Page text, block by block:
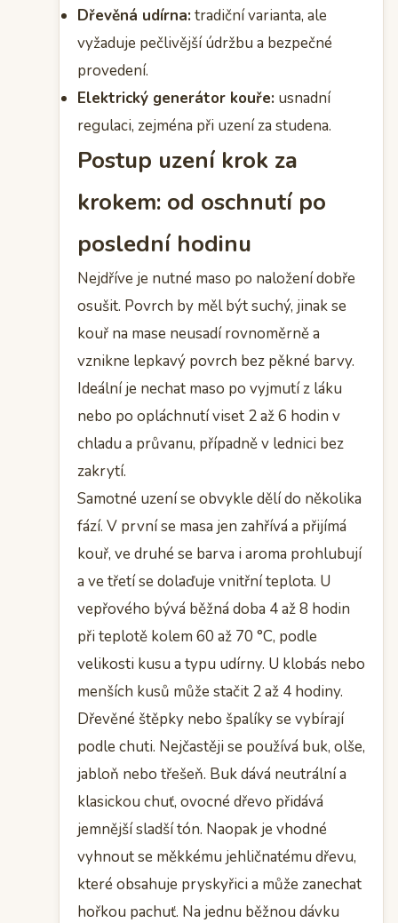
Dřevěná udírna:tradiční varianta, ale
vyžaduje pečlivější údržbu a bezpečné
provedení.
Elektrický generátor kouře: usnadní
regulaci, zejména při uzení za studena.
Postup uzení krok za
krokem: od oschnutí po
poslední hodinu
Nejdříve je nutné maso po naložení dobře
osušit. Povrch by měl být suchý, jinak se
kouř na mase neusadí rovnoměrně a
vznikne lepkavý povrch bez pěkné barvy.
Ideální je nechat maso po vyjmutí z láku
nebo po opláchnutí viset 2 až 6 hodin v
chladu a průvanu, případně v lednici bez
zakrytí.
Samotné uzení se obvykle dělí do několika
fází. V první se masa jen zahřívá a přijímá
kouř, ve druhé se barva i aroma prohlubují
a ve třetí se dolaďuje vnitřní teplota. U
vepřového bývá běžná doba 4 až 8 hodin
při teplotě kolem 60 až 70 °C, podle
velikosti kusu a typu udírny. U klobás nebo
menších kusů může stačit 2 až 4 hodiny.
Dřevěné štěpky nebo špalíky se vybírají
podle chuti. Nejčastěji se používá buk, olše,
jabloň nebo třešeň. Buk dává neutrální a
klasickou chuť, ovocné dřevo přidává
jemnější sladší tón. Naopak je vhodné
vyhnout se měkkému jehličnatému dřevu,
které obsahuje pryskyřici a může zanechat
hořkou pachuť. Na jednu běžnou dávku